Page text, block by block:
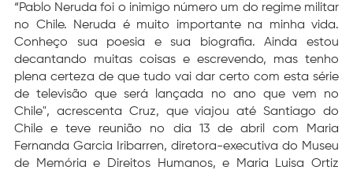
“Pablo Neruda foi o inimigo número um do regime militar
no Chile. Neruda é muito importante na minha vida.
Conheço sua poesia e sua biografia. Ainda estou
decantando muitas coisas e escrevendo, mas tenho
plena certeza de que tudo vai dar certo com esta série
de televisão que será lançada no ano que vem no
Chile", acrescenta Cruz, que viajou até Santiago do
Chile e teve reunião no dia 13 de abril com Maria
Fernanda Garcia Iribarren, diretora-executiva do Museu
de Memória e Direitos Humanos, e Maria Luisa Ortiz